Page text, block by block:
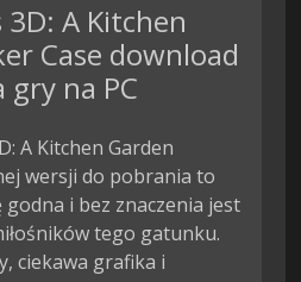
A Kitchen
Case download
gry na PC
A Kitchen Garden
wersji do pobrania to
i bez znaczenia jest
tego gatunku.
ciekawa grafika i